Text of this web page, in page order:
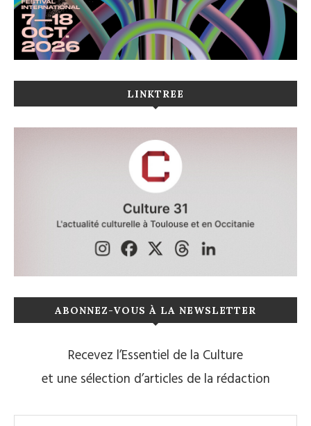
LINKTREE
ABONNEZ-VOUS À LA NEWSLETTER
Recevez l’Essentiel de la Culture
et une sélection d’articles de la rédaction